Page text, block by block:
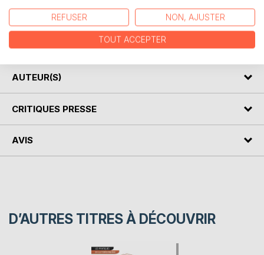
vos projets d’amélioration ou de certification.
Ce premier volume pose les bases, décrit les
fondamentaux de la méthode et chacune des sept étapes
AUTEUR(S)
CRITIQUES PRESSE
AVIS
D’AUTRES TITRES À DÉCOUVRIR
REFUSER NON, AJUSTER
TOUT ACCEPTER